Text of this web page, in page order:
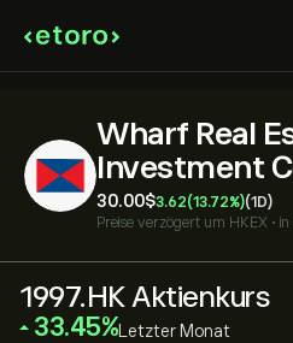
Wharf Real
Investment
30.00‎$‎3.62(13.72%)(1D)
Preise verzögert um HKEX • in
1997.HK Aktienkurs
‎33.45‎ Letzter Monat